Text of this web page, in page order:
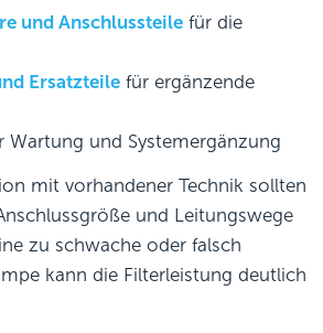
und Anschlussteile für die
Ersatzteile für ergänzende
Wartung und Systemergänzung
mit vorhandener Technik sollten
und Leitungswege
zu schwache oder falsch
kann die Filterleistung deutlich